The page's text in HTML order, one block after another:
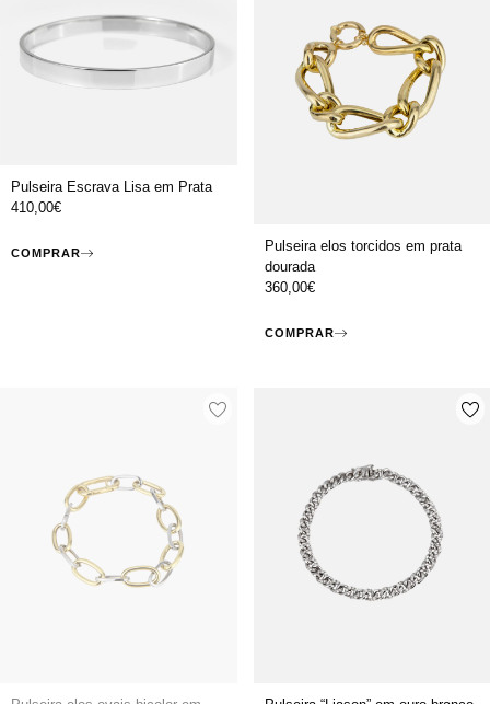
Pulseira Escrava Lisa em Prata
410,00€
COMPRAR
Pulseira elos torcidos em prata
dourada
360,00€
COMPRAR